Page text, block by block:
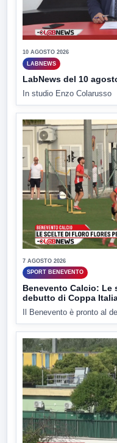
10 AGOSTO 2026
LABNEWS
LabNews del 10
In studio Enzo Colarusso
7 AGOSTO 2026
SPORT BENEVENTO
Benevento Calcio: Le
debutto di Coppa
Il Benevento è pronto al